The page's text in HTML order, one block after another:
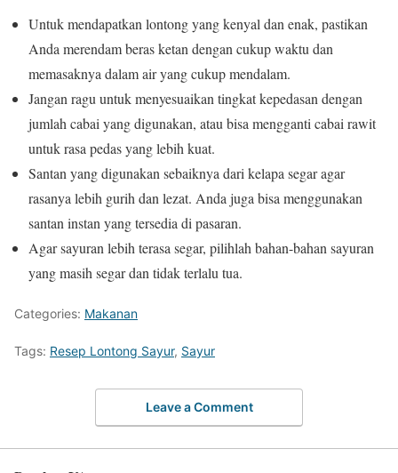
Untuk mendapatkan lontong yang kenyal dan enak, pastikan
Anda merendam beras ketan dengan cukup waktu dan
memasaknya dalam air yang cukup mendalam.
Jangan ragu untuk menyesuaikan tingkat kepedasan dengan
jumlah cabai yang digunakan, atau bisa mengganti cabai rawit
untuk rasa pedas yang lebih kuat.
Santan yang digunakan sebaiknya dari kelapa segar agar
rasanya lebih gurih dan lezat. Anda juga bisa menggunakan
santan instan yang tersedia di pasaran.
Agar sayuran lebih terasa segar, pilihlah bahan-bahan sayuran
yang masih segar dan tidak terlalu tua.
Categories: Makanan
Tags: Resep Lontong Sayur, Sayur
Leave a Comment